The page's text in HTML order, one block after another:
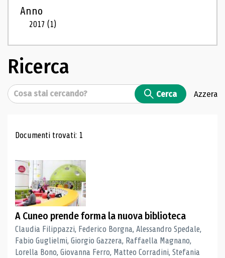
Anno
2017(1)
Ricerca
Cerca Cerca Azzera
Risultati di ricerca
Documenti trovati: 1
A Cuneo prende forma la nuova biblioteca
Claudia Filippazzi, Federico Borgna, Alessandro Spedale,
Fabio Guglielmi, Giorgio Gazzera, Raffaella Magnano,
Lorella Bono, Giovanna Ferro, Matteo Corradini, Stefania